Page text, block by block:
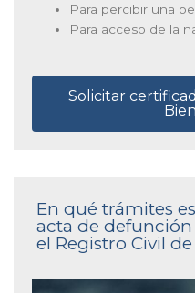
Para percibir una
Para acceso de la
Solicitar
En qué trámites
acta de
el Registro Civil